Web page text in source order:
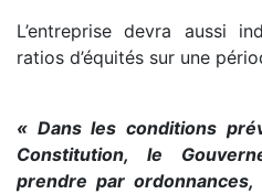
L’entreprise devra aussi
ratios d’équités sur une
« Dans les conditions
Constitution, le
prendre par ordonnances,